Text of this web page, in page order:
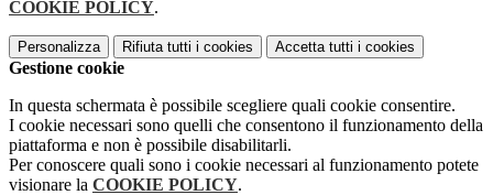
COOKIE POLICY.
Personalizza Rifiuta tutti i cookies Accetta tutti i cookies
Gestione cookie
In questa schermata è possibile scegliere quali cookie consentire.
I cookie necessari sono quelli che consentono il funzionamento della
piattaforma e non è possibile disabilitarli.
Per conoscere quali sono i cookie necessari al funzionamento potete
visionare la COOKIE POLICY.